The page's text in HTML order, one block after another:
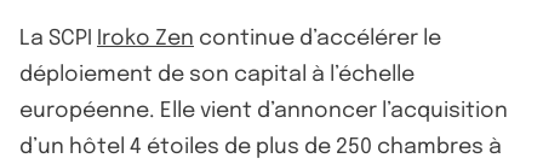
La SCPI Iroko Zen continue d’accélérer le
déploiement de son capital à l’échelle
européenne. Elle vient d’annoncer l’acquisition
d’un hôtel 4 étoiles de plus de 250 chambres à